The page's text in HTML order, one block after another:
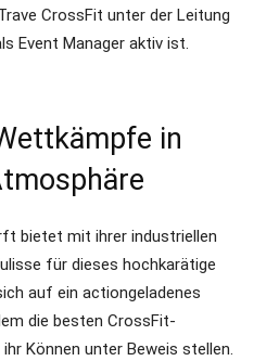
CrossFit unter der Leitung
Event Manager aktiv ist.
in
bietet mit ihrer industriellen
für dieses hochkarätige
auf ein actiongeladenes
die besten CrossFit-
Können unter Beweis stellen.